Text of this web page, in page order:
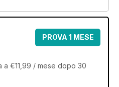
PROVA 1 MESE
a €11,99 / mese dopo 30